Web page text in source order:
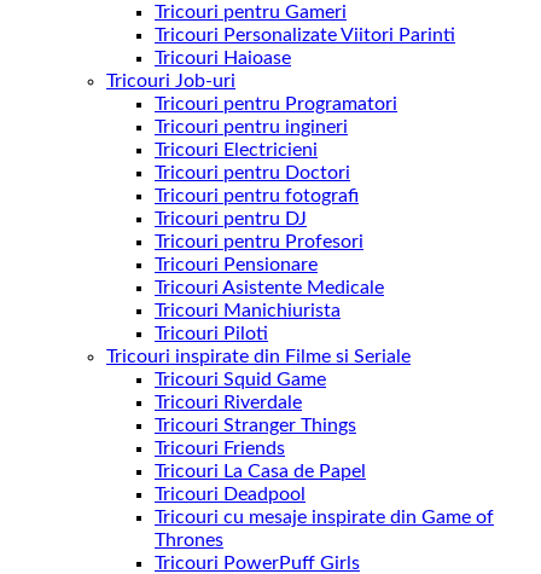
Tricouri pentru Gameri
Tricouri Personalizate Viitori Parinti
Tricouri Haioase
Tricouri Job-uri
Tricouri pentru Programatori
Tricouri pentru ingineri
Tricouri Electricieni
Tricouri pentru Doctori
Tricouri pentru fotografi
Tricouri pentru DJ
Tricouri pentru Profesori
Tricouri Pensionare
Tricouri Asistente Medicale
Tricouri Manichiurista
Tricouri Piloti
Tricouri inspirate din Filme si Seriale
Tricouri Squid Game
Tricouri Riverdale
Tricouri Stranger Things
Tricouri Friends
Tricouri La Casa de Papel
Tricouri Deadpool
Tricouri cu mesaje inspirate din Game of
Thrones
Tricouri PowerPuff Girls